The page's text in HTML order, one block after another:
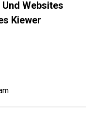
Websites
Kiewer